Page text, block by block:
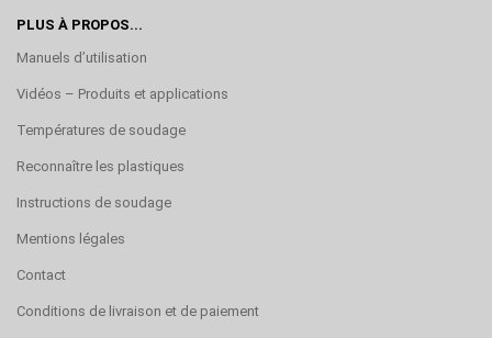
PLUS À PROPOS...
Manuels d’utilisation
Vidéos – Produits et applications
Températures de soudage
Reconnaître les plastiques
Instructions de soudage
Mentions légales
Contact
Conditions de livraison et de paiement